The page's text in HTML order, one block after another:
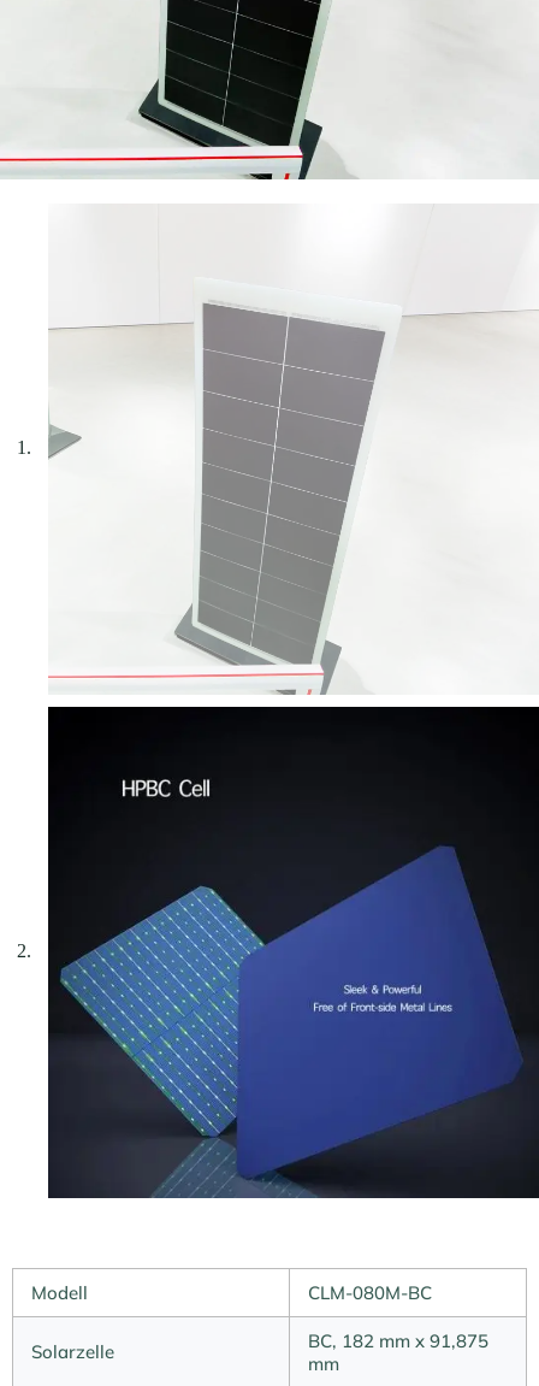
Modell CLM-080M-BC
Solarzelle
BC, 182 mm x 91,875
mm